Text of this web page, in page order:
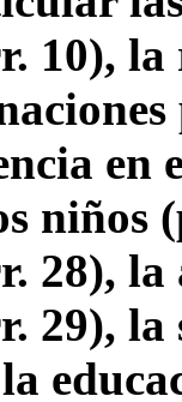
10), la
en
niños
28), la
29), la